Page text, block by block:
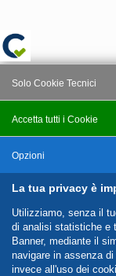
La tua privacy è
Utilizziamo, senza il
di analisi statistiche e
Banner, mediante il
navigare in assenza
invece all'uso dei
Accetta tutti i Cookie
Solo Cookie Tecnici
Salva
Opzioni
Nascondi Opzioni